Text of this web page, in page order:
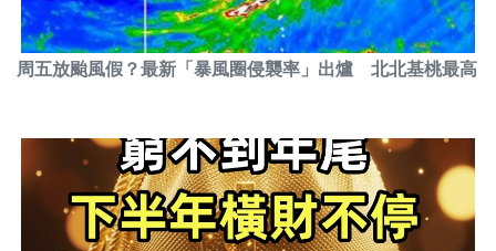
周五放颱風假？最新「暴風圈侵襲率」出爐 北北基桃最高